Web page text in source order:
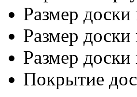
Размер
Размер доски
Размер доски
Покрытие